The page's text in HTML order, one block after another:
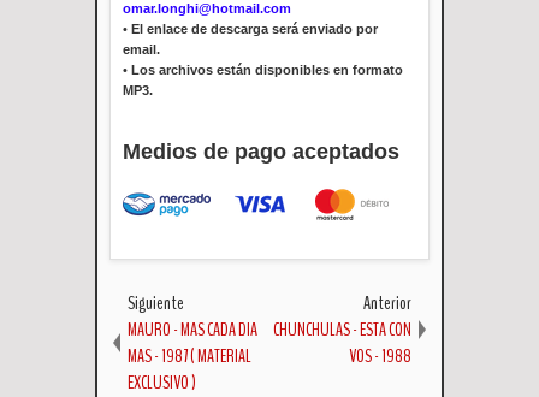
omar.longhi@hotmail.com
• El enlace de descarga será enviado por
email.
• Los archivos están disponibles en formato
MP3.
Medios de pago aceptados
Siguiente
MAURO - MAS CADA DIA
MAS - 1987 ( MATERIAL
EXCLUSIVO )
Anterior
CHUNCHULAS - ESTA CON
VOS - 1988